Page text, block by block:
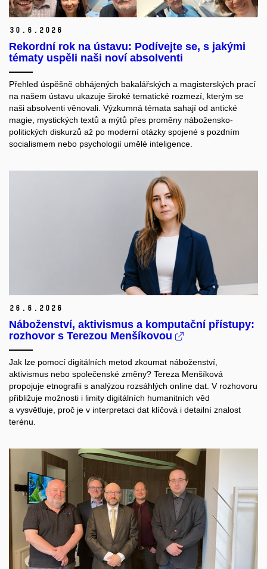
30. 6. 2026
Rekordní rok na ústavu: Podívejte se, s jakými
tématy uspěli naši noví absolventi
Přehled úspěšně obhájených bakalářských a magisterských prací
na našem ústavu ukazuje široké tematické rozmezí, kterým se
naši absolventi věnovali. Výzkumná témata sahají od antické
magie, mystických textů a mýtů přes proměny nábožensko-
politických diskurzů až po moderní otázky spojené s pozdním
socialismem nebo psychologií umělé inteligence.
26. 6. 2026
Náboženství, aktivismus a komputační přístupy:
rozhovor s Terezou Menšíkovou
Jak lze pomocí digitálních metod zkoumat náboženství,
aktivismus nebo společenské změny? Tereza Menšíková
propojuje etnografii s analýzou rozsáhlých online dat. V rozhovoru
přibližuje možnosti i limity digitálních humanitních věd
a vysvětluje, proč je v interpretaci dat klíčová i detailní znalost
terénu.